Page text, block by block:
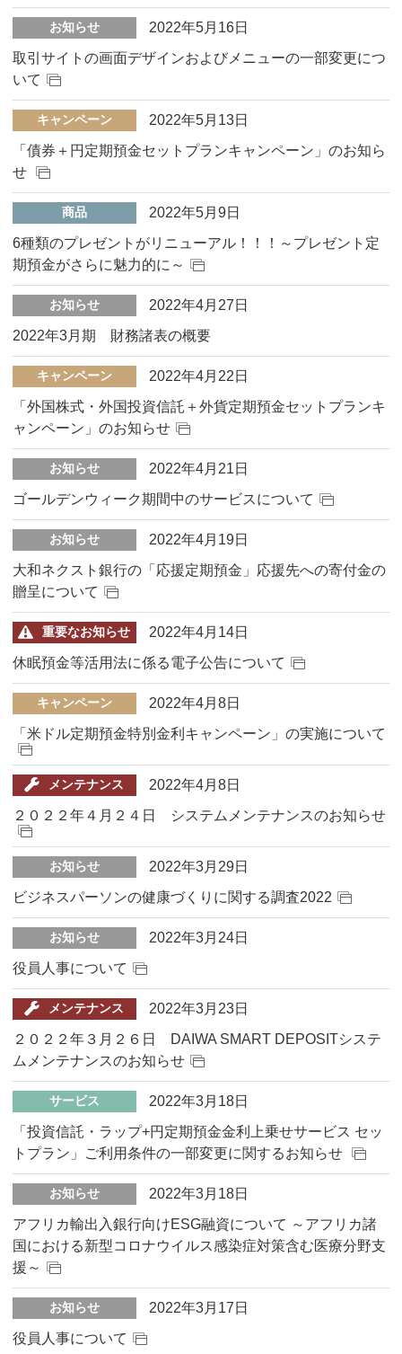
お知らせ
2022年5月16日
取引サイトの画面デザインおよびメニューの一部変更につ
いて
キャンペーン
2022年5月13日
「債券＋円定期預金セットプランキャンペーン」のお知ら
せ
商品
2022年5月9日
6種類のプレゼントがリニューアル！！！～プレゼント定
期預金がさらに魅力的に～
お知らせ
2022年4月27日
2022年3月期 財務諸表の概要
キャンペーン
2022年4月22日
「外国株式・外国投資信託＋外貨定期預金セットプランキ
ャンペーン」のお知らせ
お知らせ
2022年4月21日
ゴールデンウィーク期間中のサービスについて
お知らせ
2022年4月19日
大和ネクスト銀行の「応援定期預金」応援先への寄付金の
贈呈について
重要なお知らせ
2022年4月14日
休眠預金等活用法に係る電子公告について
キャンペーン
2022年4月8日
「米ドル定期預金特別金利キャンペーン」の実施について
メンテナンス
2022年4月8日
２０２２年４月２４日 システムメンテナンスのお知らせ
お知らせ
2022年3月29日
ビジネスパーソンの健康づくりに関する調査2022
お知らせ
2022年3月24日
役員人事について
メンテナンス
2022年3月23日
２０２２年３月２６日 DAIWA SMART DEPOSITシステ
ムメンテナンスのお知らせ
サービス
2022年3月18日
「投資信託・ラップ+円定期預金金利上乗せサービス セッ
トプラン」ご利用条件の一部変更に関するお知らせ
お知らせ
2022年3月18日
アフリカ輸出入銀行向けESG融資について ～アフリカ諸
国における新型コロナウイルス感染症対策含む医療分野支
援～
お知らせ
2022年3月17日
役員人事について